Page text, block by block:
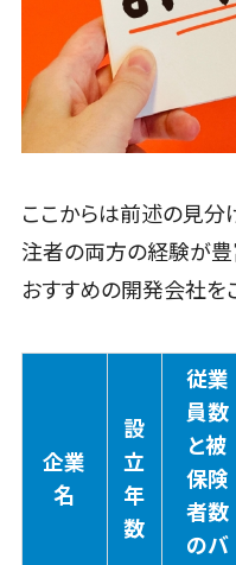
ここからは前述の見分
注者の両方の経験が豊
おすすめの開発会社を
企業
名
設
立
年
数
従業
員数
と被
保険
者数
のバ